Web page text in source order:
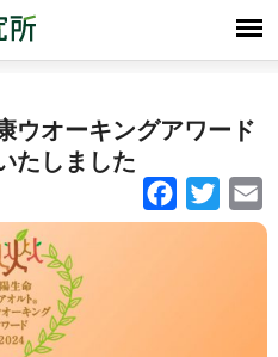
ウオーキングアワード
たしました
Facebook Twitter